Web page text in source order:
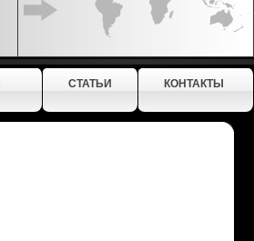
СТАТЬИ КОНТАКТЫ